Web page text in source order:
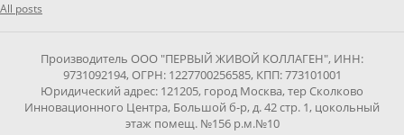
All posts
Производитель ООО "ПЕРВЫЙ ЖИВОЙ КОЛЛАГЕН", ИНН:
9731092194, ОГРН: 1227700256585, КПП: 773101001
Юридический адрес: 121205, город Москва, тер Сколково
Инновационного Центра, Большой б-р, д. 42 стр. 1, цокольный
этаж помещ. №156 р.м.№10